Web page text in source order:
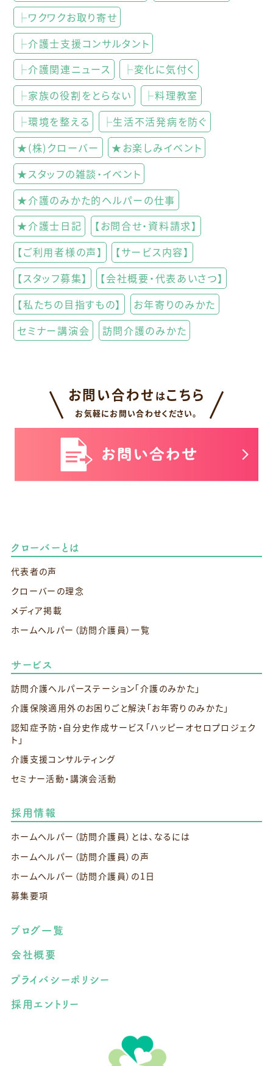
├ワクワクお取り寄せ
├介護士支援コンサルタント
├介護関連ニュース
├変化に気付く
├家族の役割をとらない
├料理教室
├環境を整える
├生活不活発病を防ぐ
★(株)クローバー
★お楽しみイベント
★スタッフの雑談・イベント
★介護のみかた的ヘルパーの仕事
★介護士日記
【お問合せ・資料請求】
【ご利用者様の声】
【サービス内容】
【スタッフ募集】
【会社概要・代表あいさつ】
【私たちの目指すもの】
お年寄りのみかた
セミナー講演会
訪問介護のみかた
お問い合わせ はこちら
お気軽にお問い合わせください。
クローバーとは
代表者の声
クローバーの理念
メディア掲載
ホームヘルパー（訪問介護員）一覧
サービス
訪問介護ヘルパーステーション「介護のみかた」
介護保険適用外のお困りごと解決 「お年寄りのみかた」
認知症予防・自分史作成サービス 「ハッピーオセロプロジェク
ト」
介護支援コンサルティング
セミナー活動・講演会活動
採用情報
ホームヘルパー（訪問介護員）とは、なるには
ホームヘルパー（訪問介護員）の声
ホームヘルパー（訪問介護員）の1日
募集要項
ブログ一覧
会社概要
プライバシーポリシー
採用エントリー